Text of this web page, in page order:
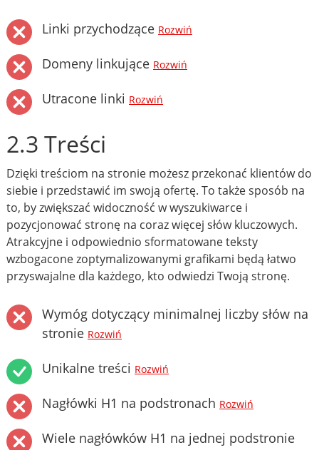
Linki przychodzące Rozwiń
Domeny linkujące Rozwiń
Utracone linki Rozwiń
2.3 Treści
Dzięki treściom na stronie możesz przekonać klientów do
siebie i przedstawić im swoją ofertę. To także sposób na
to, by zwiększać widoczność w wyszukiwarce i
pozycjonować stronę na coraz więcej słów kluczowych.
Atrakcyjne i odpowiednio sformatowane teksty
wzbogacone zoptymalizowanymi grafikami będą łatwo
przyswajalne dla każdego, kto odwiedzi Twoją stronę.
Wymóg dotyczący minimalnej liczby słów na
stronie Rozwiń
Unikalne treści Rozwiń
Nagłówki H1 na podstronach Rozwiń
Wiele nagłówków H1 na jednej podstronie